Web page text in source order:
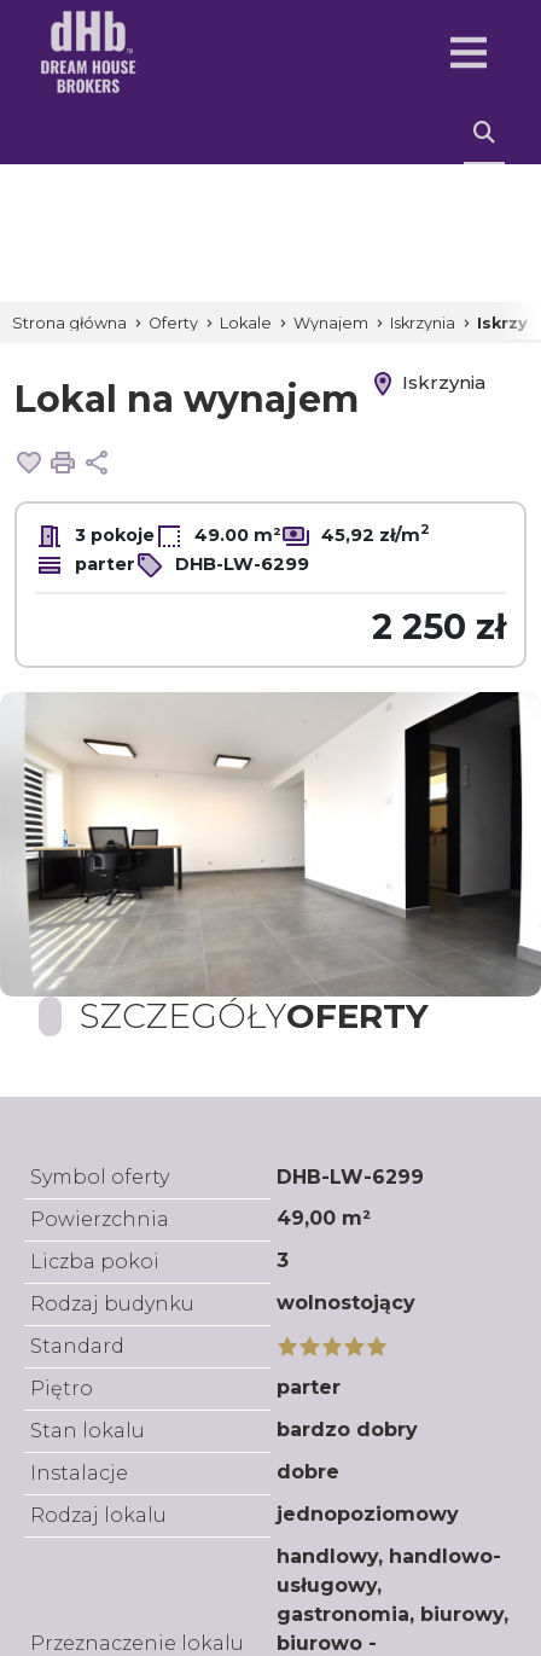
Strona główna Oferty Lokale Wynajem Iskrzynia
Lokal na wynajem Iskrzynia
Dodaj do ulubionych
Drukuj
3 pokoje 49.00 m² 45,92 zł/m2
parter DHB-LW-6299
2 250 zł
SZCZEGÓŁYOFERTY
Symbol oferty
DHB-LW-6299
Powierzchnia
49,00 m²
Liczba pokoi
3
Rodzaj budynku
wolnostojący
Standard
Piętro
parter
Stan lokalu
bardzo dobry
Instalacje
dobre
Rodzaj lokalu
jednopoziomowy
Przeznaczenie lokalu
handlowy, handlowo-
usługowy,
gastronomia, biurowy,
biurowo -